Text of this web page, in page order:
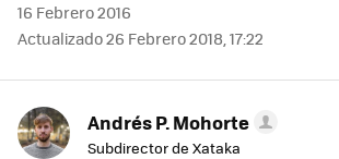
16 Febrero 2016
Actualizado 26 Febrero 2018, 17:22
Andrés P. Mohorte
Subdirector de Xataka